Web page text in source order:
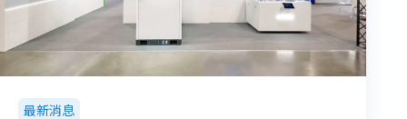
最新消息